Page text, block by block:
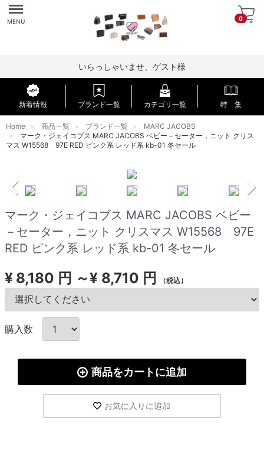
Menu
MENU 0
いらっしゃいませ、ゲスト様
新着情報 ブランド一覧 カテゴリ一覧 特 集
Home 商品一覧 ブランド一覧
MARC JACOBS
マーク・ジェイコブス MARC JACOBS ベビー－セーター，ニット クリス
マス W15568 97E RED ピンク系 レッド系 kb-01 冬セール
マーク・ジェイコブス MARC JACOBS ベビー
－セーター，ニット クリスマス W15568 97E
RED ピンク系 レッド系 kb-01 冬セール
¥ 8,180 円 ～¥ 8,710 円 （税込）
購入数
商品をカートに追加
お気に入りに追加